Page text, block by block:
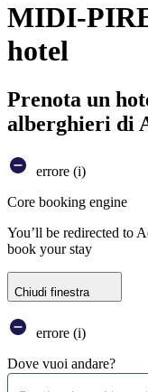
MIDI-
hotel
Prenota un
alberghieri di
errore (i)
Core booking engine
You’ll be redirected to
book your stay
Chiudi finestra
errore (i)
Dove vuoi andare?